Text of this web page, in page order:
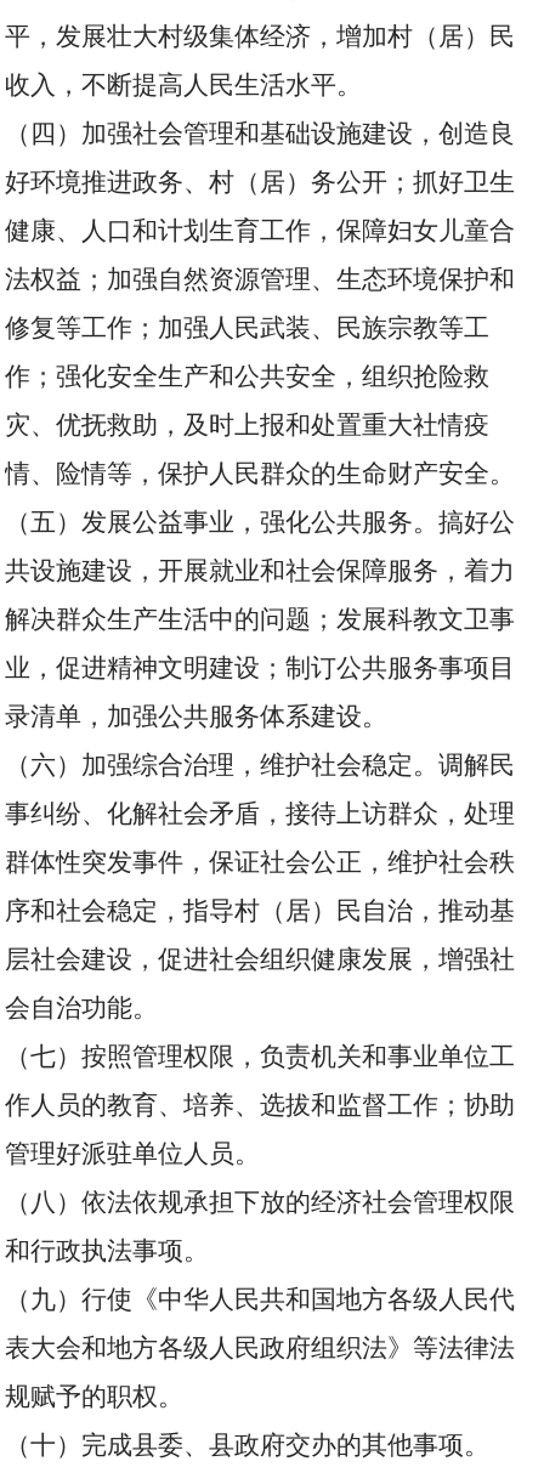
平，发展壮大村级集体经济，增加村（居）民
收入，不断提高人民生活水平。
（四）加强社会管理和基础设施建设，创造良
好环境推进政务、村（居）务公开；抓好卫生
健康、人口和计划生育工作，保障妇女儿童合
法权益；加强自然资源管理、生态环境保护和
修复等工作；加强人民武装、民族宗教等工
作；强化安全生产和公共安全，组织抢险救
灾、优抚救助，及时上报和处置重大社情疫
情、险情等，保护人民群众的生命财产安全。
（五）发展公益事业，强化公共服务。搞好公
共设施建设，开展就业和社会保障服务，着力
解决群众生产生活中的问题；发展科教文卫事
业，促进精神文明建设；制订公共服务事项目
录清单，加强公共服务体系建设。
（六）加强综合治理，维护社会稳定。调解民
事纠纷、化解社会矛盾，接待上访群众，处理
群体性突发事件，保证社会公正，维护社会秩
序和社会稳定，指导村（居）民自治，推动基
层社会建设，促进社会组织健康发展，增强社
会自治功能。
（七）按照管理权限，负责机关和事业单位工
作人员的教育、培养、选拔和监督工作；协助
管理好派驻单位人员。
（八）依法依规承担下放的经济社会管理权限
和行政执法事项。
（九）行使《中华人民共和国地方各级人民代
表大会和地方各级人民政府组织法》等法律法
规赋予的职权。
（十）完成县委、县政府交办的其他事项。